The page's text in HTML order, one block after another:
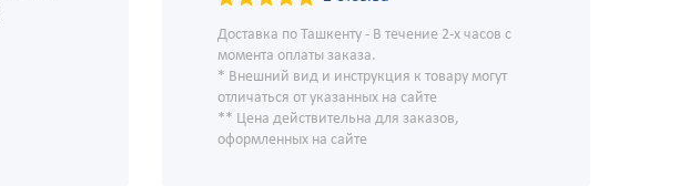
Доставка по Ташкенту - В течение 2-х часов с
момента оплаты заказа.
* Внешний вид и инструкция к товару могут
отличаться от указанных на сайте
** Цена действительна для заказов,
оформленных на сайте